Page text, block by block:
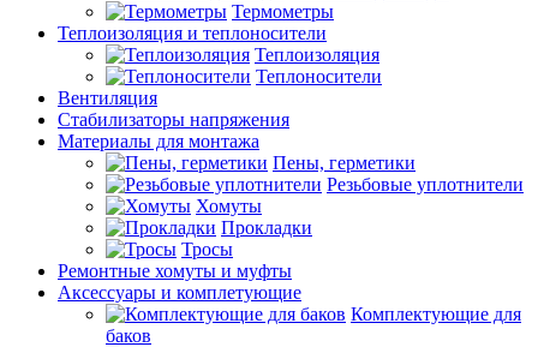
Термометры
Теплоизоляция и теплоносители
Теплоизоляция
Теплоносители
Вентиляция
Стабилизаторы напряжения
Материалы для монтажа
Пены, герметики
Резьбовые уплотнители
Хомуты
Прокладки
Тросы
Ремонтные хомуты и муфты
Аксессуары и комплетующие
Комплектующие для
баков